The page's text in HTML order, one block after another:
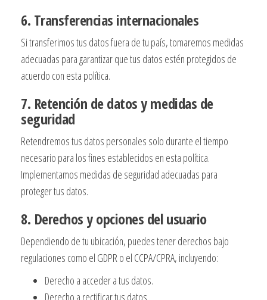
6. Transferencias internacionales
Si transferimos tus datos fuera de tu país, tomaremos medidas
adecuadas para garantizar que tus datos estén protegidos de
acuerdo con esta política.
7. Retención de datos y medidas de
seguridad
Retendremos tus datos personales solo durante el tiempo
necesario para los fines establecidos en esta política.
Implementamos medidas de seguridad adecuadas para
proteger tus datos.
8. Derechos y opciones del usuario
Dependiendo de tu ubicación, puedes tener derechos bajo
regulaciones como el GDPR o el CCPA/CPRA, incluyendo:
Derecho a acceder a tus datos.
Derecho a rectificar tus datos.